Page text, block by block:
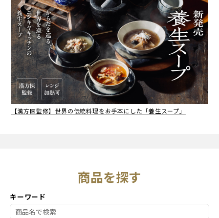
【漢方医監修】世界の伝統料理をお手本にした「養生スープ」
商品を探す
キーワード